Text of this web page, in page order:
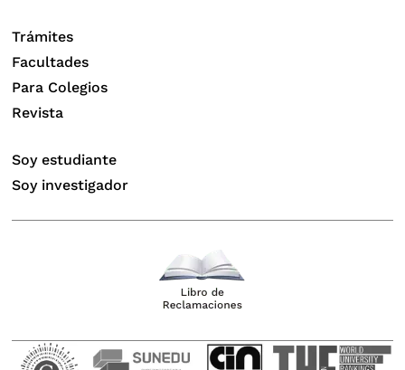
Trámites
Facultades
Para Colegios
Revista
Soy estudiante
Soy investigador